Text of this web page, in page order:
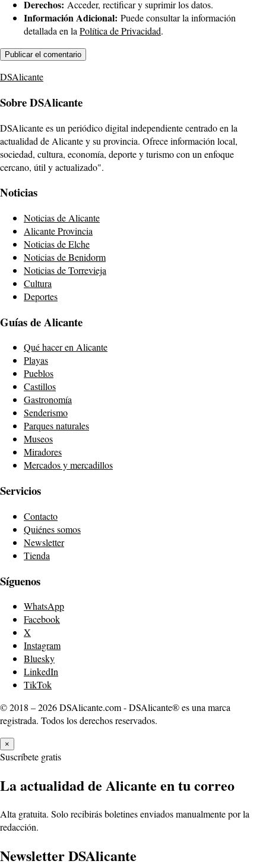
Derechos: Acceder, rectificar y suprimir los datos.
Información Adicional: Puede consultar la información
detallada en la Política de Privacidad.
DSAlicante
Sobre DSAlicante
DSAlicante es un periódico digital independiente centrado en la
actualidad de Alicante y su provincia. Ofrece información local,
sociedad, cultura, economía, deporte y turismo con un enfoque
cercano, útil y actualizado".
Noticias
Noticias de Alicante
Alicante Provincia
Noticias de Elche
Noticias de Benidorm
Noticias de Torrevieja
Cultura
Deportes
Guías de Alicante
Qué hacer en Alicante
Playas
Pueblos
Castillos
Gastronomía
Senderismo
Parques naturales
Museos
Miradores
Mercados y mercadillos
Servicios
Contacto
Quiénes somos
Newsletter
Tienda
Síguenos
WhatsApp
Facebook
X
Instagram
Bluesky
LinkedIn
TikTok
© 2018 – 2026 DSAlicante.com - DSAlicante® es una marca
registrada. Todos los derechos reservados.
×
Suscríbete gratis
La actualidad de Alicante en tu correo
Alta gratuita. Solo recibirás boletines enviados manualmente por la
redacción.
Newsletter DSAlicante